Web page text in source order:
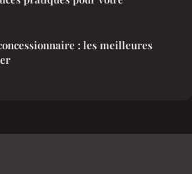
: les meilleures